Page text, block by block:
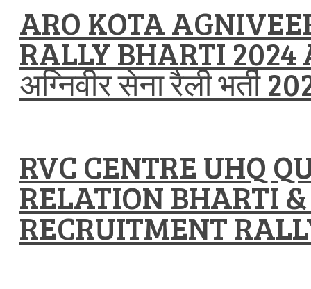
ARO KOTA
RALLY BHARTI 2024
अग्निवीर सेना रैली भर्ती
RVC CENTRE UHQ
RELATION BHARTI &
RECRUITMENT